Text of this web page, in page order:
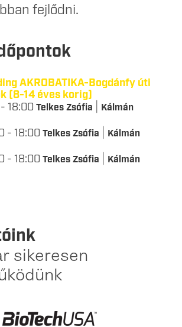
fejlődni.
AKROBATIKA-Bogdánfy úti
(8-14 éves korig)
18:00 Telkes Zsófia
Kálmán
- 18:00 Telkes Zsófia
Kálmán
- 18:00 Telkes Zsófia
Kálmán
sikeresen